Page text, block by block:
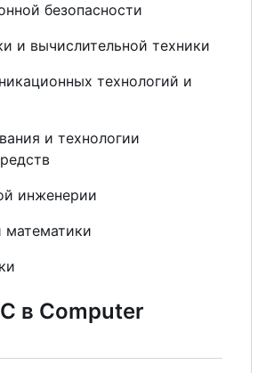
безопасности
и вычислительной техники
технологий и
и технологии
инженерии
математики
в Computer